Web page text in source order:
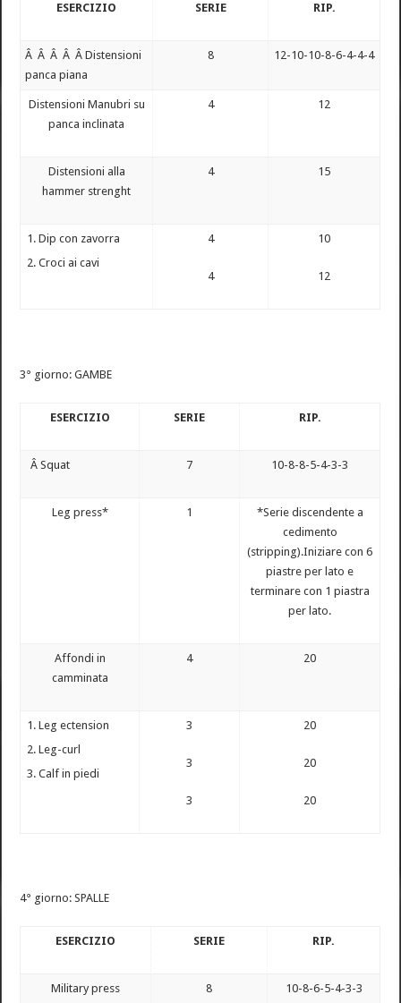
ESERCIZIO SERIE RIP.
Â Â Â Â Â Distensioni
panca piana
8 12-10-10-8-6-4-4-4
Distensioni Manubri su
panca inclinata
4 12
Distensioni alla
hammer strenght
4 15
Dip con zavorra
Croci ai cavi
4
4
10
12
3° giorno: GAMBE
ESERCIZIO SERIE RIP.
Â Squat 7 10-8-8-5-4-3-3
Leg press* 1
*Serie discendente a
cedimento
(stripping).Iniziare con 6
piastre per lato e
terminare con 1 piastra
per lato.
Affondi in
camminata
4 20
Leg ectension
Leg-curl
Calf in piedi
3
3
3
20
20
20
4° giorno: SPALLE
ESERCIZIO SERIE RIP.
Military press 8 10-8-6-5-4-3-3